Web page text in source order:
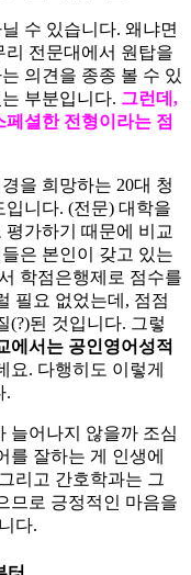
수 있습니다. 왜냐면
전문대에서 원탑을
의견을 종종 볼 수 있
부분입니다. 그런데,
셜한 전형이라는 점
을 희망하는 20대 청
니다. (전문) 대학을
가하기 때문에 비교
은 본인이 갖고 있는
학점은행제로 점수를
필요 없었는데, 점점
(?)된 것입니다. 그렇
에서는 공인영어성적
요. 다행히도 이렇게
.
늘어나지 않을까 조심
를 잘하는 게 인생에
리고 간호학과는 그
므로 긍정적인 마음을
다.